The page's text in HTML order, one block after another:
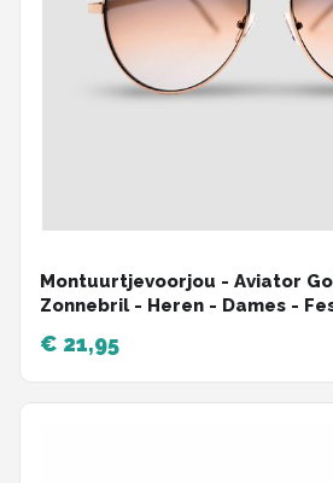
Montuurtjevoorjou - Aviator
Zonnebril - Heren - Dames -
€ 21,95